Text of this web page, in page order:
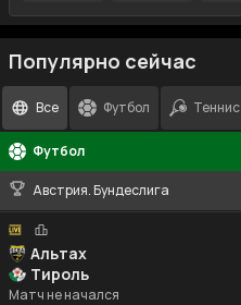
Популярно сейчас
Все Футбол Теннис
Футбол
Австрия. Бундеслига
Альтах
Тироль
Матч не начался